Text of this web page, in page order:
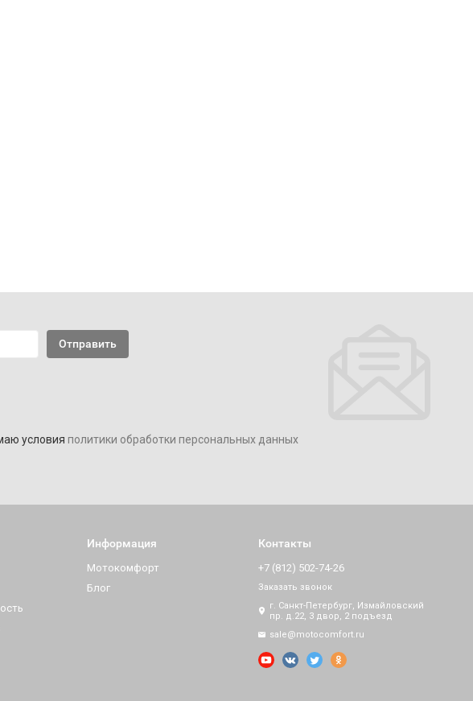
условия политики обработки персональных данных
Информация
Мотокомфорт
Блог
Контакты
+7 (812) 502-74-26
Заказать звонок
г. Санкт-Петербург, Измайловский
пр. д.22, 3 двор, 2 подъезд
sale@motocomfort.ru